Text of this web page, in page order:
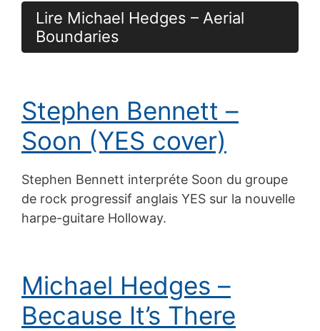
Lire Michael Hedges – Aerial
Boundaries
Stephen Bennett –
Soon (YES cover)
Stephen Bennett interpréte Soon du groupe
de rock progressif anglais YES sur la nouvelle
harpe-guitare Holloway.
Michael Hedges –
Because It’s There